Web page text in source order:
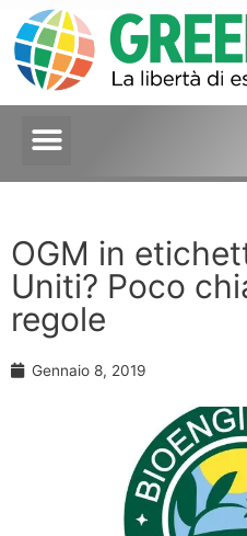
OGM in
Uniti? Poco
regole
Gennaio 8, 2019